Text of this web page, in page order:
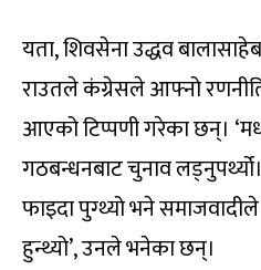
यता, शिवसेना उद्धव
राउतले कंग्रेसले आफ्नो रणनीति
आएको टिप्पणी गरेका छन्।
गठबन्धनबाट चुनाव
फाइदा पुग्थ्यो भने
हुन्थ्यो’, उनले भनेका छन्।